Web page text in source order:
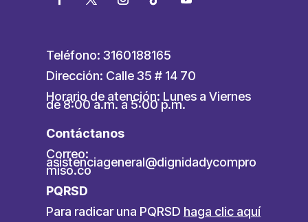
Teléfono: 3160188165
Dirección: Calle 35 # 14 70
Horario de atención: Lunes a Viernes
de 8:00 a.m. a 5:00 p.m.
Contáctanos
Correo:
asistenciageneral@dignidadycompro
miso.co
PQRSD
Para radicar una PQRSD haga clic aquí